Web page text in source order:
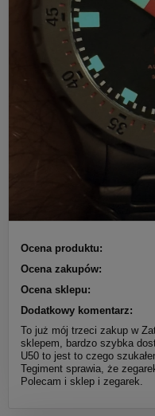
Ocena produktu:
Ocena zakupów:
Ocena sklepu:
Dodatkowy komentarz:
To już mój trzeci zakup w
sklepem, bardzo szybka
U50 to jest to czego
Tegiment sprawia, że
Polecam i sklep i zegarek.